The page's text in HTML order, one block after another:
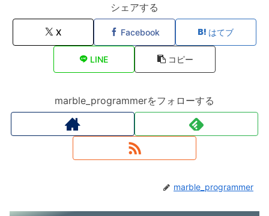
シェアする
X Facebook はてブ
LINE コピー
marble_programmerをフォローする
marble_programmer